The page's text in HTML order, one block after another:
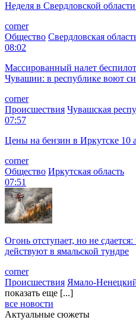
Неделя в Свердловской
corner
Общество Свердловская
08:02
Массированный налет
Чувашии: в республике воют
corner
Происшествия Чувашская
07:57
Цены на бензин в Иркутске 10
corner
Общество Иркутская область
07:51
Огонь отступает, но не
действуют в ямальской тундре
corner
Происшествия Ямало-
показать еще [...]
все новости
Актуальные сюжеты